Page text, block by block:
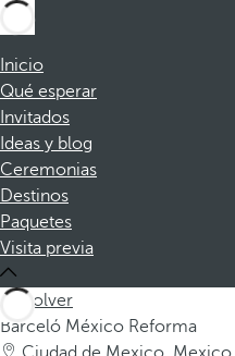
Inicio
Qué esperar
Invitados
Ideas y blog
Ceremonias
Destinos
Paquetes
Visita previa
Volver
Barceló México Reforma